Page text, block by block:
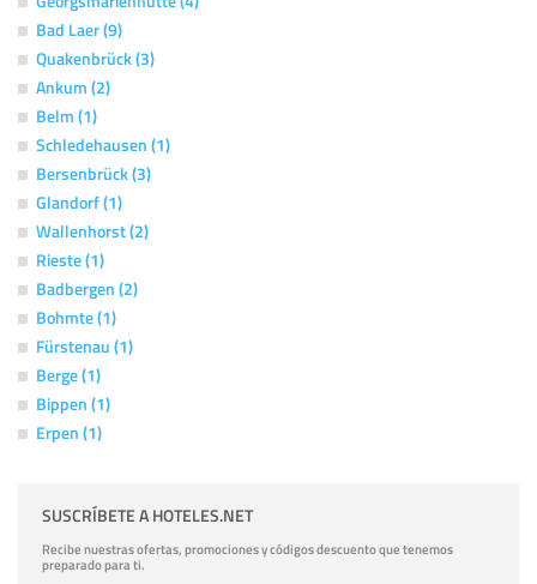
Bad Laer (9)
Quakenbrück (3)
Ankum (2)
Belm (1)
Schledehausen (1)
Bersenbrück (3)
Glandorf (1)
Wallenhorst (2)
Rieste (1)
Badbergen (2)
Bohmte (1)
Fürstenau (1)
Berge (1)
Bippen (1)
Erpen (1)
SUSCRÍBETE A HOTELES.NET
Recibe nuestras ofertas, promociones y códigos descuento que tenemos
preparado para ti.